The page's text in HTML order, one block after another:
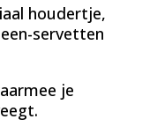
houdertje,
servetten
je